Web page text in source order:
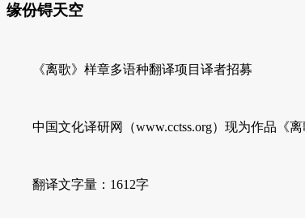
缘份锝天空
《离歌》样章多语种翻译项目译者招募
中国文化译研网（www.cctss.org）现为作品《离
翻译文字量：1612字